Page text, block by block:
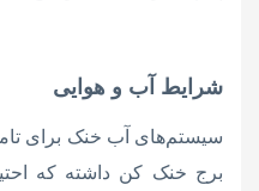
شرایط آب و هوایی
سیستم‌های آب خنک برای
برج خنک کن داشته که